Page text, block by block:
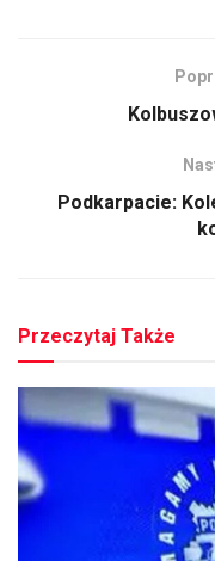
Podkarpacie:
Przeczytaj Także